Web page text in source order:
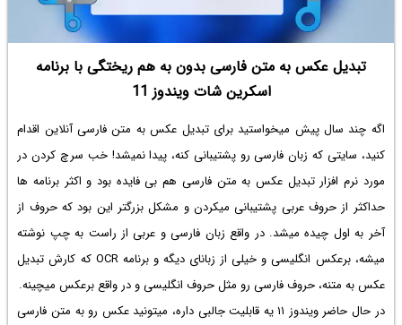
تبدیل عکس به متن فارسی بدون به هم ریختگی با برنامه
اسکرین شات ویندوز 11
اگه چند سال پیش میخواستید برایتبدیل عکس به متن فارسی آنلاین اقدام
کنید، سایتی که زبان فارسی رو پشتیبانی کنه، پیدا نمیشد! خب سرچ کردن در
موردنرم افزار تبدیل عکس به متن فارسی هم بی فایده بود و اکثر برنامه ها
حداکثر از حروف عربی پشتیبانی میکردن و مشکل بزرگتر این بود که حروف از
آخر به اول چیده میشد. در واقع زبان فارسی و عربی از راست به چپ نوشته
میشه، برعکس انگلیسی و خیلی از زبانای دیگه و برنامه OCR که کارش تبدیل
عکس به متنه، حروف فارسی رو مثل حروف انگلیسی و در واقع برعکس میچینه.
در حال حاضر ویندوز ۱۱ یه قابلیت جالبی داره، میتونید عکس رو به متن فارسی